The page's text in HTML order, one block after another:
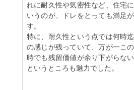
れに耐久性や気密性など、住宅
いうのが、ドレをとっても満足
す。
特に、耐久性という点では何時
の感じが残っていて、万が一こ
時でも残留価値が余り下がらな
というところも魅力でした。